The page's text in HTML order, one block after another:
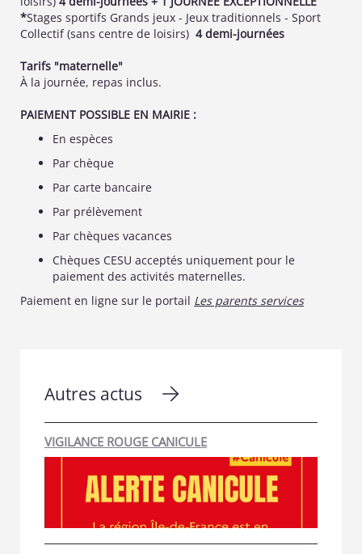
*Stages sportifs Grands jeux - Jeux traditionnels - Sport
Collectif (sans centre de loisirs) 4 demi-journées
Tarifs "maternelle"
À la journée, repas inclus.
PAIEMENT POSSIBLE EN MAIRIE :
En espèces
Par chèque
Par carte bancaire
Par prélèvement
Par chèques vacances
Chèques CESU acceptés uniquement pour le
paiement des activités maternelles.
Paiement en ligne sur le portail Les parents services
Autres actus
VIGILANCE ROUGE CANICULE